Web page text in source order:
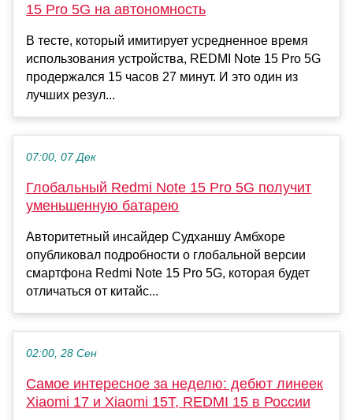
15 Pro 5G на автономность
В тесте, который имитирует усредненное время
использования устройства, REDMI Note 15 Pro 5G
продержался 15 часов 27 минут. И это один из
лучших резул...
07:00, 07 Дек
Глобальный Redmi Note 15 Pro 5G получит
уменьшенную батарею
Авторитетный инсайдер Судханшу Амбхоре
опубликовал подробности о глобальной версии
смартфона Redmi Note 15 Pro 5G, которая будет
отличаться от китайс...
02:00, 28 Сен
Самое интересное за неделю: дебют линеек
Xiaomi 17 и Xiaomi 15T, REDMI 15 в России